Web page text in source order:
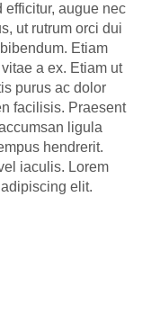
efficitur, augue nec
ut rutrum orci dui
Etiam
a ex. Etiam ut
purus ac dolor
facilisis. Praesent
ligula
hendrerit.
iaculis. Lorem
elit.